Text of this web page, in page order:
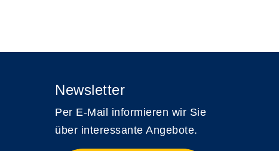
Newsletter
Per E-Mail informieren wir Sie
über interessante Angebote.